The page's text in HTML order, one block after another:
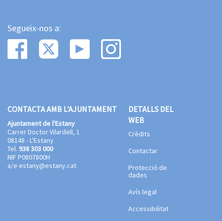
Segueix-nos a:
CONTACTA AMB L'AJUNTAMENT
Ajuntament de l'Estany
Carrer Doctor Vilardell, 1
08148 - L'Estany
Tel. 938 303 000
NIF P0807800H
a/e estany@estany.cat
DETALLS DEL
WEB
Crèdits
Contactar
Protecció de
dades
Avís legal
Accessibilitat